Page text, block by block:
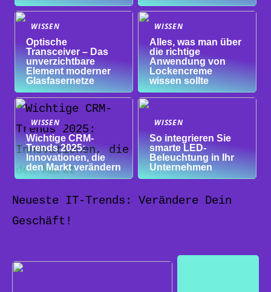
WISSEN
Optische
Transceiver – Das
unverzichtbare
Element moderner
Glasfasernetze
WISSEN
Alles, was man über
die richtige
Anwendung von
Lockencreme
wissen sollte
WISSEN
Wichtige CRM-
Trends 2025:
Innovationen, die
den Markt verändern
WISSEN
So integrieren Sie
smarte LED-
Beleuchtung in Ihr
Unternehmen
Neueste IT-Trends: Verändere Dein
Geschäft!